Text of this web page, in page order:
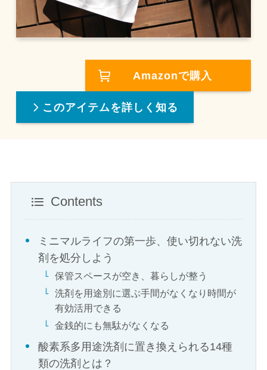
Amazonで購入
このアイテムを詳しく知る
Contents
ミニマルライフの第一歩、使い切れない洗
剤を処分しよう
保管スペースが空き、暮らしが整う
洗剤を用途別に選ぶ手間がなくなり時間が
有効活用できる
金銭的にも無駄がなくなる
酸素系多用途洗剤に置き換えられる14種
類の洗剤とは？